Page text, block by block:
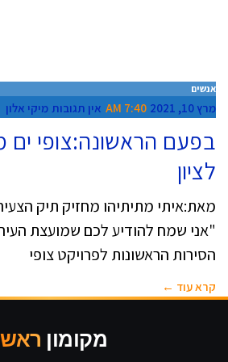
אנשים
מרץ 10, 2021 7:40 AM אין תגובות מיקי אלון
בפעם הראשונה:צופי ים
לציון
מאת:איתי מתיתיהו מחזיק תיק
"אני שמח להודיע לכם שמועצת
הסירות הראשונות לפרויקט צופי
קרא עוד ←
מקומון